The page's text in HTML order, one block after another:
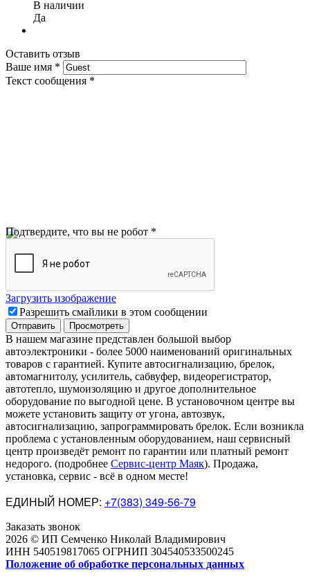
В наличии
Да
Оставить отзыв
Ваше имя *
Текст сообщения *
Подтвердите, что вы не робот *
Загрузить изображение
Разрешить смайлики в этом сообщении
В нашем магазине представлен большой выбор
автоэлектроники - более 5000 наименований оригинальных
товаров с гарантией. Купите автосигнализацию, брелок,
автомагнитолу, усилитель, сабвуфер, видеорегистратор,
автотепло, шумоизоляцию и другое дополнительное
оборудование по выгодной цене. В установочном центре вы
можете установить защиту от угона, автозвук,
автосигнализацию, запрограммировать брелок. Если возникла
проблема с установленным оборудованием, наш сервисный
центр произведёт ремонт по гарантии или платный ремонт
недорого. (подробнее Сервис-центр Маяк). Продажа,
установка, сервис - всё в одном месте!
ЕДИНЫЙ НОМЕР: +7(383) 349-56-79
Заказать звонок
2026 © ИП Семченко Николай Владимирович
ИНН 540519817065 ОГРНИП 304540533500245
Положение об обработке персональных данных